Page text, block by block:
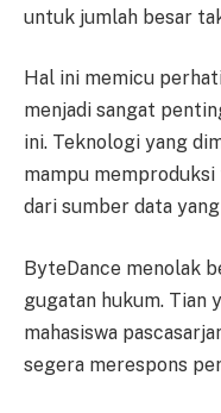
untuk jumlah besar
Hal ini memicu
menjadi sangat
ini. Teknologi yang
mampu
dari sumber data
ByteDance menolak
gugatan hukum. Tian
mahasiswa
segera merespons